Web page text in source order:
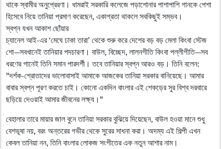
থাকে স্বামীর অনুপ্রেরণা। ধামরাই সরকারি কলেজে পড়াশোনার পাশাপাশি গানকে পেশা
হিসেবে নিয়ে তানিয়া প্রমাণ করেছেন, একাগ্রতা থাকলে সবকিছুই সম্ভব।
​স্বপ্ন যখন আকাশ ছোঁয়ার
​চ্যানেল আই-এর ‘মেঘে ঢাকা তারা’ থেকে শুরু করে দেশের বড় বড় মেলা কিংবা স্টেজ
শো—সবখানেই তানিয়ার পদচারণা। বাউল, বিচ্ছেদ, লালনগীতি কিংবা পল্লীগীতি—সব
ধরণের গানেই তিনি সমান পারদর্শী। তবে তানিয়ার স্বপ্ন আরও বড়। তিনি বলেন:
​"দর্শক-শ্রোতাদের ভালোবাসাই আমাকে আজকের তানিয়া সরকার বানিয়েছে। আমার
বাবার স্বপ্ন পূরণ করতে চাই। কোনো একদিন বাংলার এই শেকড়ের সুর বিশ্ব দরবারে
ছড়িয়ে দেওয়াই আমার জীবনের লক্ষ্য।"
​বেহালার তারে মায়ার জাল বুনে তানিয়া সরকার বুঝিয়ে দিয়েছেন, বাউল হওয়া মানে শুধু
বেশভূষা নয়, বরং অন্তরের গভীর থেকে সুরের সাধনা করা। অদম্য এই শিল্পী এখন
কেবল তানিয়া নন, তিনি বাংলার লোকজ সংগীতের এক নতুন আশার নাম।